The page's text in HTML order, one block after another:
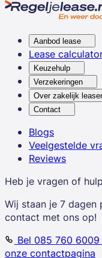
Aanbod lease
Lease
Keuzehulp
Verzekeringen
Over zakelijk
Contact
Blogs
Veelgestelde
Reviews
Heb je vragen of
Wij staan je 7
contact met ons op!
Bel 085 760 6009
onze contactpagina